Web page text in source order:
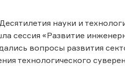
науки и
сессия «Развитие
вопросы развития
технологического